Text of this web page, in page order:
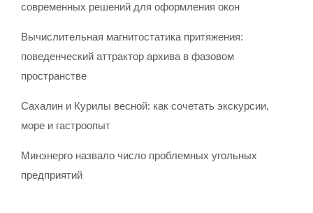
современных решений для оформления окон
Вычислительная магнитостатика притяжения:
поведенческий аттрактор архива в фазовом
пространстве
Сахалин и Курилы весной: как сочетать экскурсии,
море и гастроопыт
Минэнерго назвало число проблемных угольных
предприятий